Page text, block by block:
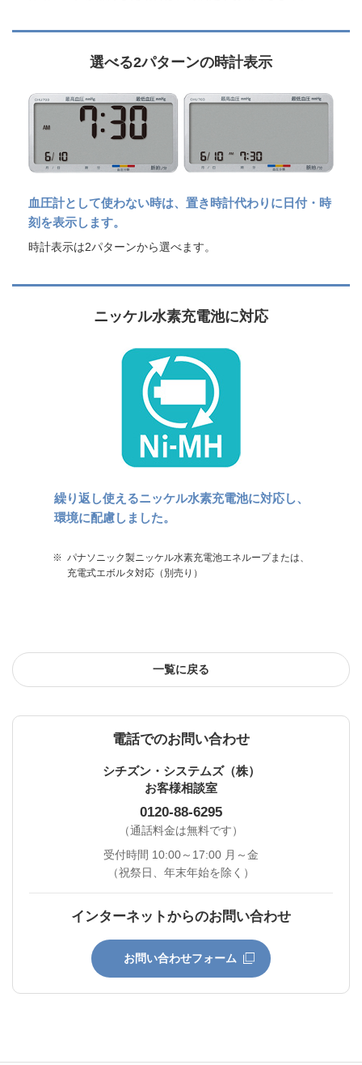
選べる2パターンの時計表示
血圧計として使わない時は、置き時計代わりに日付・時
刻を表示します。
時計表示は2パターンから選べます。
ニッケル水素充電池に対応
繰り返し使えるニッケル水素充電池に対応し、
環境に配慮しました。
※ パナソニック製ニッケル水素充電池エネループまたは、
充電式エボルタ対応（別売り）
一覧に戻る
電話でのお問い合わせ
シチズン・システムズ（株）
お客様相談室
0120-88-6295
（通話料金は無料です）
受付時間 10:00～17:00 月～金
（祝祭日、年末年始を除く）
インターネットからのお問い合わせ
お問い合わせフォーム